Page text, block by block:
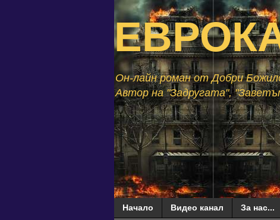
Он-лайн роман от Добри
Автор на "Задругата",
Начало Видео канал За нас...